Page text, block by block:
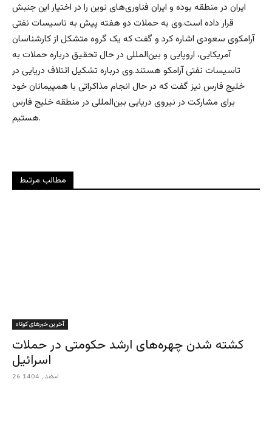
ایران در منطقه بوده و ایران فناوری‌های نوین را در اختیار این جنبش
قرار داده است.وی به حملات دو هفته پیش به تاسیسات نفتی
آرامکوی سعودی اشاره کرد و گفت که یک گروه متشکل از کارشناسان
آمریکایی، اروپایی و بین‌المللی در حال تحقیق درباره حملات به
تاسیسات نفتی آرامکو هستند.وی درباره تشکیل ائتلاف دریایی در
خلیج فارس نیز گفت که در حال انجام مذاکراتی با همپیمانان خود
برای مشارکت در نیروی دریایی بین‌المللی در منطقه خلیج فارس
هستیم.
مطالب مرتبط
آخرین خبرهای کوتاه
کشته شدن چهره‌های ارشد حکومتی در حملات
اسرائیل
26 اسفند , 1404